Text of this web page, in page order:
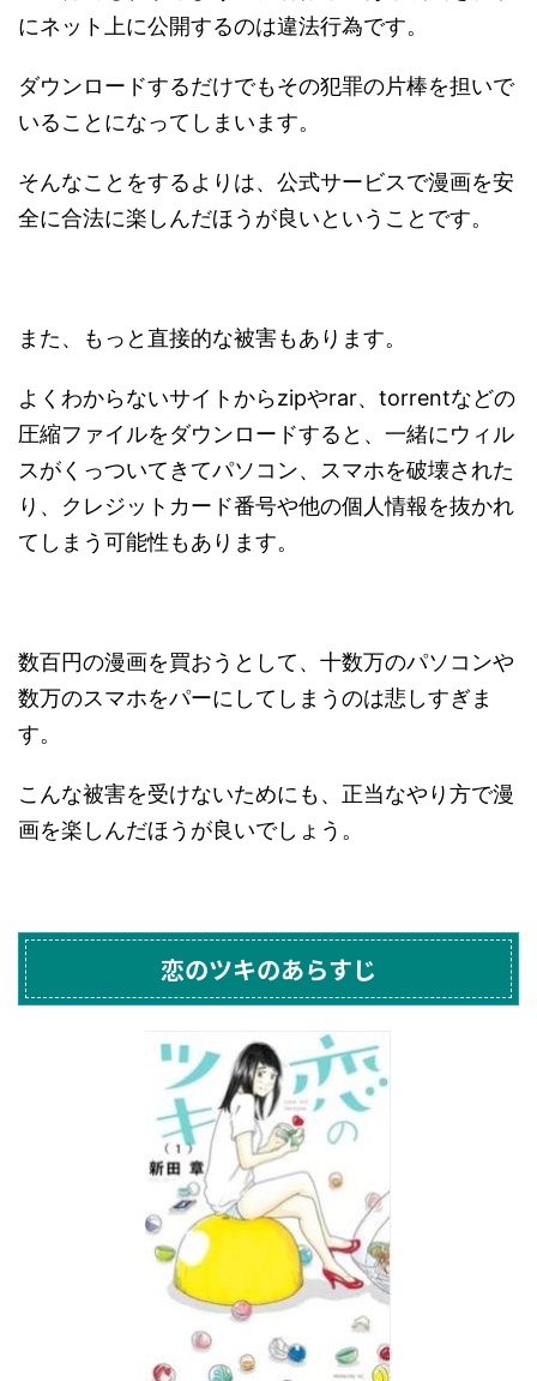
にネット上に公開するのは違法行為です。
ダウンロードするだけでもその犯罪の片棒を担いで
いることになってしまいます。
そんなことをするよりは、公式サービスで漫画を安
全に合法に楽しんだほうが良いということです。
また、もっと直接的な被害もあります。
よくわからないサイトからzipやrar、torrentなどの
圧縮ファイルをダウンロードすると、一緒にウィル
スがくっついてきてパソコン、スマホを破壊された
り、クレジットカード番号や他の個人情報を抜かれ
てしまう可能性もあります。
数百円の漫画を買おうとして、十数万のパソコンや
数万のスマホをパーにしてしまうのは悲しすぎま
す。
こんな被害を受けないためにも、正当なやり方で漫
画を楽しんだほうが良いでしょう。
恋のツキのあらすじ